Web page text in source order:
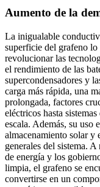
Aumento de la
La inigualable
superficie del grafeno
revolucionar las
el rendimiento de las
supercondensadores y
carga más rápida, una
prolongada, factores
eléctricos hasta
escala. Además, su uso
almacenamiento solar
generales del sistema.
de energía y los
limpia, el grafeno se
convertirse en un